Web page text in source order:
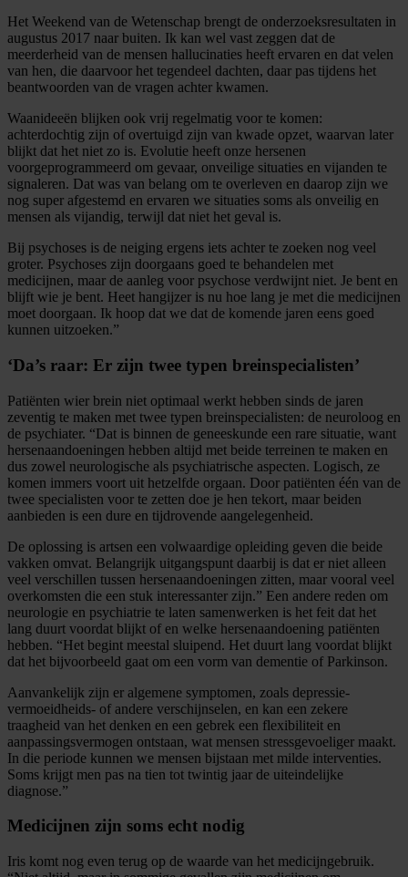
Het Weekend van de Wetenschap brengt de onderzoeksresultaten in
augustus 2017 naar buiten. Ik kan wel vast zeggen dat de
meerderheid van de mensen hallucinaties heeft ervaren en dat velen
van hen, die daarvoor het tegendeel dachten, daar pas tijdens het
beantwoorden van de vragen achter kwamen.
Waanideeën blijken ook vrij regelmatig voor te komen:
achterdochtig zijn of overtuigd zijn van kwade opzet, waarvan later
blijkt dat het niet zo is. Evolutie heeft onze hersenen
voorgeprogrammeerd om gevaar, onveilige situaties en vijanden te
signaleren. Dat was van belang om te overleven en daarop zijn we
nog super afgestemd en ervaren we situaties soms als onveilig en
mensen als vijandig, terwijl dat niet het geval is.
Bij psychoses is de neiging ergens iets achter te zoeken nog veel
groter. Psychoses zijn doorgaans goed te behandelen met
medicijnen, maar de aanleg voor psychose verdwijnt niet. Je bent en
blijft wie je bent. Heet hangijzer is nu hoe lang je met die medicijnen
moet doorgaan. Ik hoop dat we dat de komende jaren eens goed
kunnen uitzoeken.”
‘Da’s raar: Er zijn twee typen breinspecialisten’
Patiënten wier brein niet optimaal werkt hebben sinds de jaren
zeventig te maken met twee typen breinspecialisten: de neuroloog en
de psychiater. “Dat is binnen de geneeskunde een rare situatie, want
hersenaandoeningen hebben altijd met beide terreinen te maken en
dus zowel neurologische als psychiatrische aspecten. Logisch, ze
komen immers voort uit hetzelfde orgaan. Door patiënten één van de
twee specialisten voor te zetten doe je hen tekort, maar beiden
aanbieden is een dure en tijdrovende aangelegenheid.
De oplossing is artsen een volwaardige opleiding geven die beide
vakken omvat. Belangrijk uitgangspunt daarbij is dat er niet alleen
veel verschillen tussen hersenaandoeningen zitten, maar vooral veel
overkomsten die een stuk interessanter zijn.” Een andere reden om
neurologie en psychiatrie te laten samenwerken is het feit dat het
lang duurt voordat blijkt of en welke hersenaandoening patiënten
hebben. “Het begint meestal sluipend. Het duurt lang voordat blijkt
dat het bijvoorbeeld gaat om een vorm van dementie of Parkinson.
Aanvankelijk zijn er algemene symptomen, zoals depressie-
vermoeidheids- of andere verschijnselen, en kan een zekere
traagheid van het denken en een gebrek een flexibiliteit en
aanpassingsvermogen ontstaan, wat mensen stressgevoeliger maakt.
In die periode kunnen we mensen bijstaan met milde interventies.
Soms krijgt men pas na tien tot twintig jaar de uiteindelijke
diagnose.”
Medicijnen zijn soms echt nodig
Iris komt nog even terug op de waarde van het medicijngebruik.